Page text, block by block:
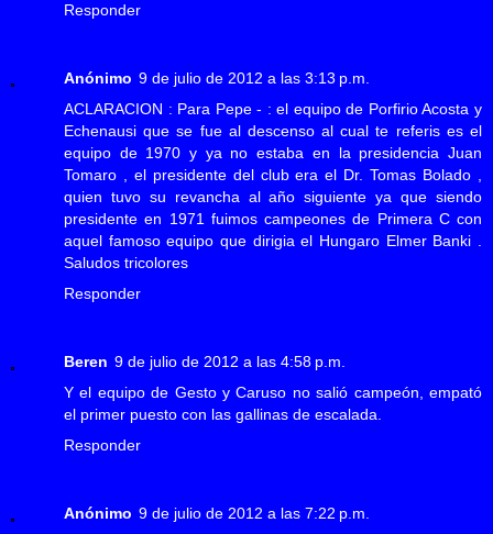
Responder
Anónimo 9 de julio de 2012 a las 3:13 p.m.
ACLARACION : Para Pepe - : el equipo de Porfirio Acosta y
Echenausi que se fue al descenso al cual te referis es el
equipo de 1970 y ya no estaba en la presidencia Juan
Tomaro , el presidente del club era el Dr. Tomas Bolado ,
quien tuvo su revancha al año siguiente ya que siendo
presidente en 1971 fuimos campeones de Primera C con
aquel famoso equipo que dirigia el Hungaro Elmer Banki .
Saludos tricolores
Responder
Beren 9 de julio de 2012 a las 4:58 p.m.
Y el equipo de Gesto y Caruso no salió campeón, empató
el primer puesto con las gallinas de escalada.
Responder
Anónimo 9 de julio de 2012 a las 7:22 p.m.